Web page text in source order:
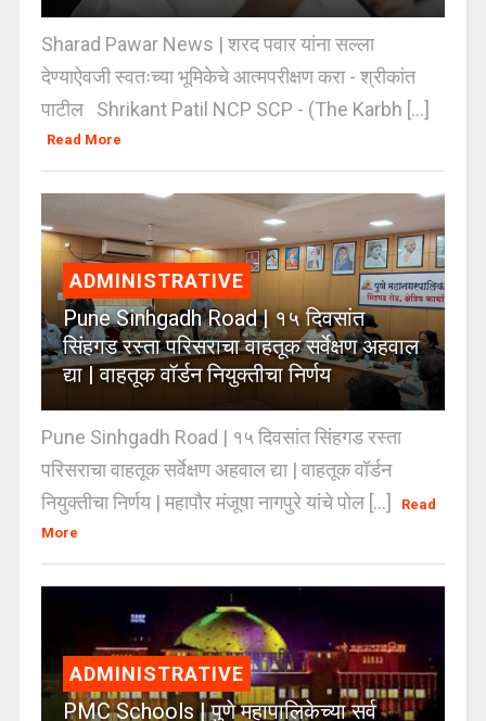
Sharad Pawar News | शरद पवार यांना सल्ला
देण्याऐवजी स्वतःच्या भूमिकेचे आत्मपरीक्षण करा - श्रीकांत
पाटील Shrikant Patil NCP SCP - (The Karbh [...]
Read More
ADMINISTRATIVE
Pune Sinhgadh Road | १५ दिवसांत
सिंहगड रस्ता परिसराचा वाहतूक सर्वेक्षण अहवाल
द्या | वाहतूक वॉर्डन नियुक्तीचा निर्णय
Pune Sinhgadh Road | १५ दिवसांत सिंहगड रस्ता
परिसराचा वाहतूक सर्वेक्षण अहवाल द्या | वाहतूक वॉर्डन
नियुक्तीचा निर्णय | महापौर मंजूषा नागपुरे यांचे पोल [...]
Read
More
ADMINISTRATIVE
PMC Schools | पुणे महापालिकेच्या सर्व